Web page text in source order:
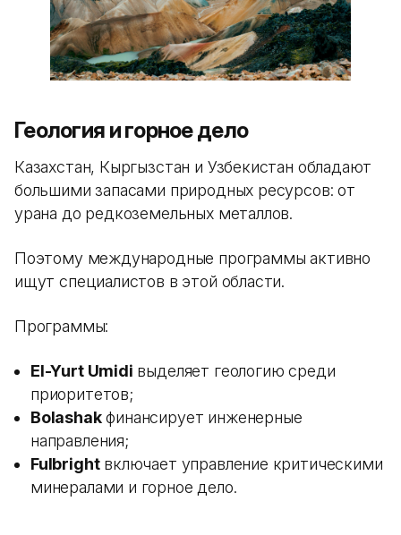
Геология и горное дело
Казахстан, Кыргызстан и Узбекистан обладают
большими запасами природных ресурсов: от
урана до редкоземельных металлов.
Поэтому международные программы активно
ищут специалистов в этой области.
Программы:
El-Yurt Umidi выделяет геологию среди
приоритетов;
Bolashakфинансирует инженерные
направления;
Fulbrightвключает управление критическими
минералами и горное дело.